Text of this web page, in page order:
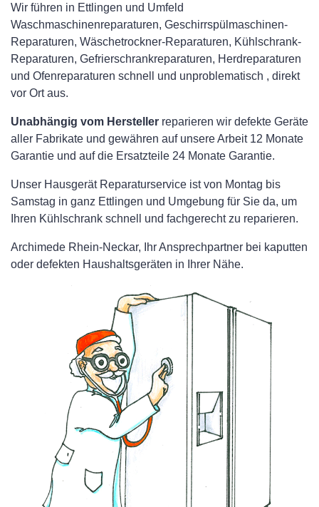
Wir führen in Ettlingen und Umfeld
Waschmaschinenreparaturen, Geschirrspülmaschinen-
Reparaturen, Wäschetrockner-Reparaturen, Kühlschrank-
Reparaturen, Gefrierschrankreparaturen, Herdreparaturen
und Ofenreparaturen schnell und unproblematisch , direkt
vor Ort aus.
Unabhängig vom Hersteller reparieren wir defekte Geräte
aller Fabrikate und gewähren auf unsere Arbeit 12 Monate
Garantie und auf die Ersatzteile 24 Monate Garantie.
Unser Hausgerät Reparaturservice ist von Montag bis
Samstag in ganz Ettlingen und Umgebung für Sie da, um
Ihren Kühlschrank schnell und fachgerecht zu reparieren.
Archimede Rhein-Neckar, Ihr Ansprechpartner bei kaputten
oder defekten Haushaltsgeräten in Ihrer Nähe.